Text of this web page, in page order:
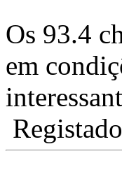
Os 93.4
em
Registado